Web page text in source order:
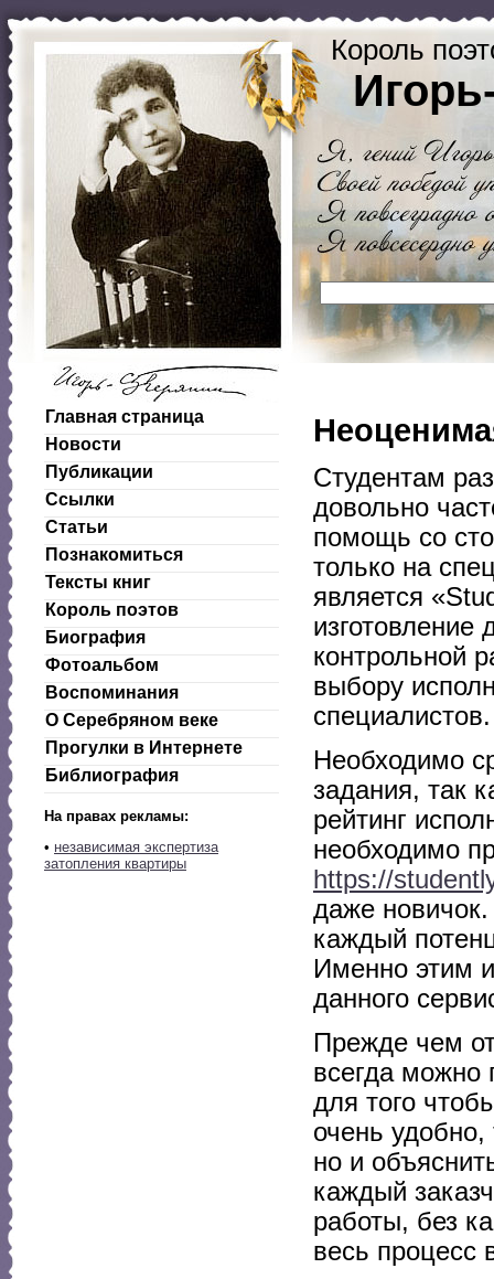
Король
Главная страница
Новости
Публикации
Ссылки
Статьи
Познакомиться
Тексты книг
Король поэтов
Биография
Фотоальбом
Воспоминания
О Серебряном веке
Прогулки в Интернете
Библиография
На правах рекламы:
• независимая экспертиза
затопления квартиры
Студентам
довольно
помощь со
только на
является
изготовление
контрольной
выбору
специалистов.
Необходимо
задания, так
рейтинг
необходимо
https://
даже
каждый
Именно этим
данного
Прежде чем
всегда можно
для того
очень
но и
каждый
работы, без
весь процесс